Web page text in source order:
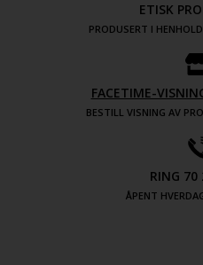
ETISK
PRODUSERT I
FACETIME-
BESTILL VISNING AV
RING 70
ÅPENT